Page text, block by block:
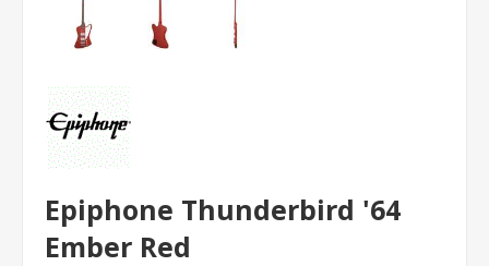
Epiphone Thunderbird '64
Ember Red